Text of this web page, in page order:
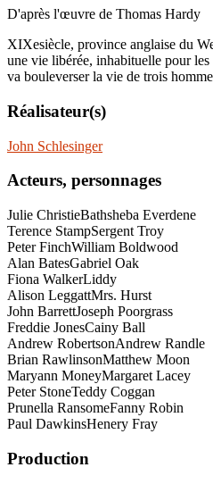
D'après l'œuvre de Thomas Hardy
XIXesiècle, province anglaise du
une vie libérée, inhabituelle pour
va bouleverser la vie de trois
Réalisateur(s)
John Schlesinger
Acteurs, personnages
Julie ChristieBathsheba Everdene
Terence StampSergent Troy
Peter FinchWilliam Boldwood
Alan BatesGabriel Oak
Fiona WalkerLiddy
Alison LeggattMrs. Hurst
John BarrettJoseph Poorgrass
Freddie JonesCainy Ball
Andrew RobertsonAndrew Randle
Brian RawlinsonMatthew Moon
Maryann MoneyMargaret Lacey
Peter StoneTeddy Coggan
Prunella RansomeFanny Robin
Paul DawkinsHenery Fray
Production